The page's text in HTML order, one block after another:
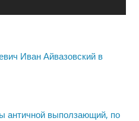
Иван Айвазовский в
античной выползающий, по